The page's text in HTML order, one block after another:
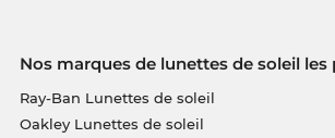
Nos marques de lunettes de soleil les
Ray-Ban Lunettes de soleil
Oakley Lunettes de soleil